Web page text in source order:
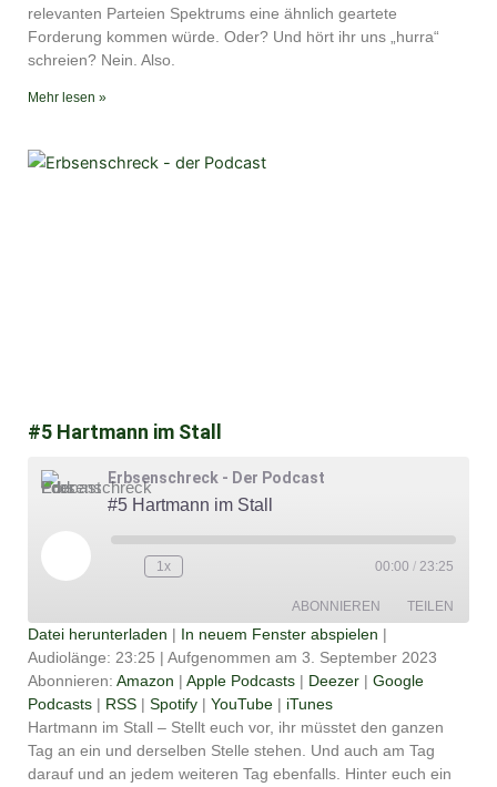
relevanten Parteien Spektrums eine ähnlich geartete
Forderung kommen würde. Oder? Und hört ihr uns „hurra“
schreien? Nein. Also.
Mehr lesen »
#5 Hartmann im Stall
Erbsenschreck - Der Podcast
#5 Hartmann im Stall
1x 00:00 / 23:25
ABONNIEREN TEILEN
Amazon Apple Podcasts
Deezer Google Podcasts
RSS Spotify
YouTube iTunes
TEILEN
LINK
EMBED
Datei herunterladen | In neuem Fenster abspielen |
Audiolänge: 23:25 | Aufgenommen am 3. September 2023
Abonnieren: Amazon | Apple Podcasts | Deezer | Google
Podcasts | RSS | Spotify | YouTube | iTunes
Hartmann im Stall – Stellt euch vor, ihr müsstet den ganzen
Tag an ein und derselben Stelle stehen. Und auch am Tag
darauf und an jedem weiteren Tag ebenfalls. Hinter euch ein